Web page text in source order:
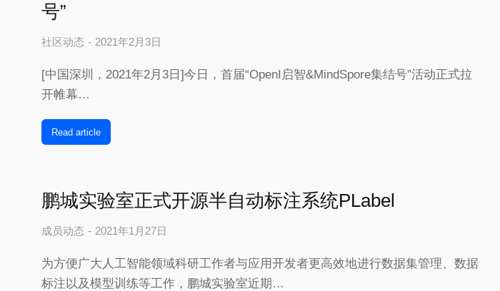
号”
社区动态 2021年2月3日
[中国深圳，2021年2月3日]今日，首届“OpenI启智&MindSpore集结号”活动正式拉
开帷幕…
Read article
鹏城实验室正式开源半自动标注系统PLabel
成员动态 2021年1月27日
为方便广大人工智能领域科研工作者与应用开发者更高效地进行数据集管理、数据
标注以及模型训练等工作，鹏城实验室近期…